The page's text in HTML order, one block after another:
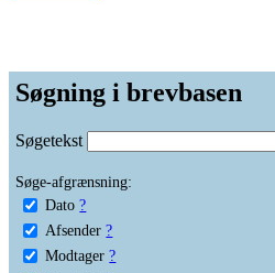
Søgning i brevbasen
Søgetekst
Søge-afgrænsning:
Dato ?
Afsender ?
Modtager ?